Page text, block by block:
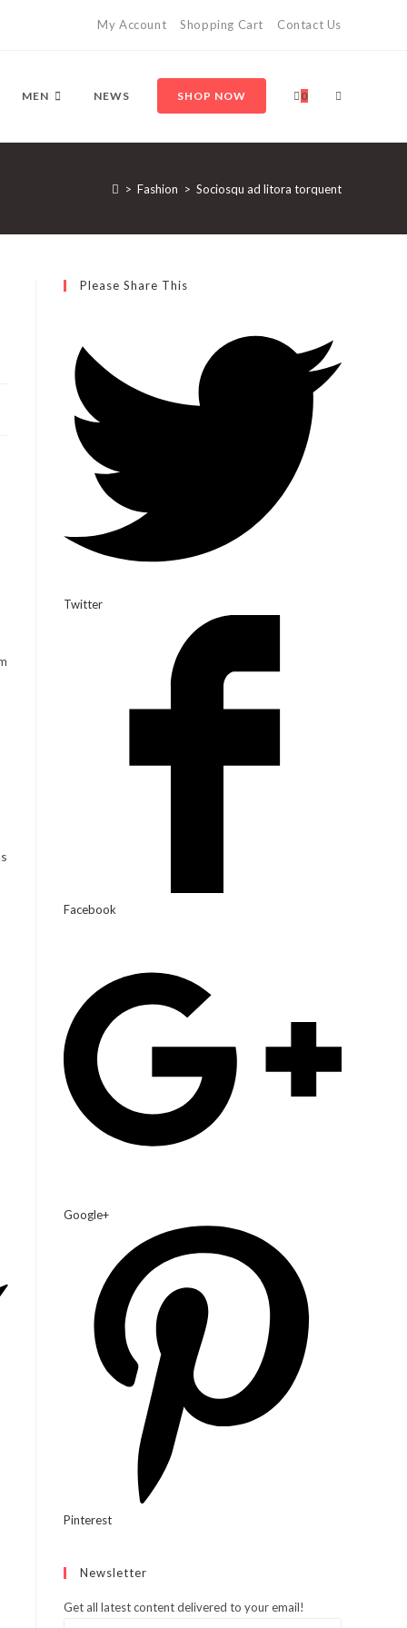
My Account Shopping Cart Contact Us
MEN NEWS SHOP NOW 0
> Fashion > Sociosqu ad litora torquent
Please Share This
Twitter
Facebook
Google+
Pinterest
Newsletter
Get all latest content delivered to your email!